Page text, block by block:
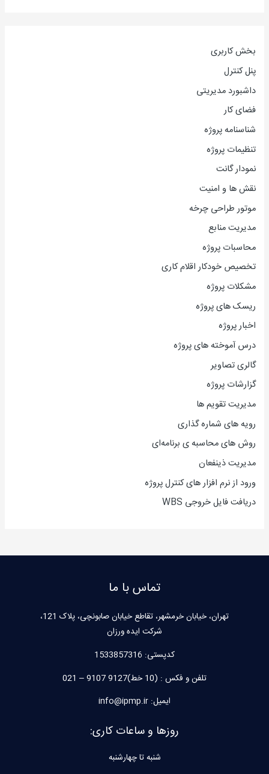
بخش کاربری
پنل کنترل
داشبورد مدیریتی
فضای کار
شناسنامه پروژه
تنظیمات پروژه
نمودار گانت
نقش ها و امنیت
موتور طراحی چرخه
مدیریت منابع
محاسبات پروژه
تخصیص خودکار اقلام کاری
مشکلات پروژه
ریسک های پروژه
اخبار پروژه
درس آموخته های پروژه
گالری تصاویر
گزارشات پروژه
مدیریت تقویم ها
رویه های شماره گذاری
روش های محاسبه ی برنامه‌ای
مدیریت ذینفعان
ورود از نرم افزار های کنترل پروژه
دریافت فایل خروجی WBS
تماس با ما
تهران، خیابان خرمشهر، تقاطع خیابان صابونچی، پلاک 121،
شرکت ایده ورزان
کدپستی: 1533857316
تلفن و فکس : (10 خط)9127 9107 – 021
ایمیل: info@ipmp.ir
روزها و ساعات کاری:
شنبه تا چهارشنبه